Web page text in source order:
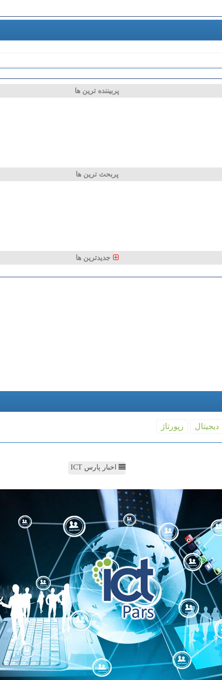
پربیننده ترین ها
پربحث ترین ها
جدیدترین ها
دیجیتال رپورتاژ
اخبار پارس ICT